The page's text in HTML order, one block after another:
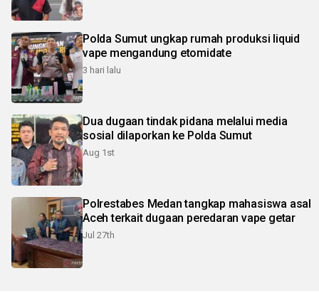
Polda Sumut ungkap rumah produksi liquid
vape mengandung etomidate
3 hari lalu
Dua dugaan tindak pidana melalui media
sosial dilaporkan ke Polda Sumut
Aug 1st
Polrestabes Medan tangkap mahasiswa asal
Aceh terkait dugaan peredaran vape getar
Jul 27th